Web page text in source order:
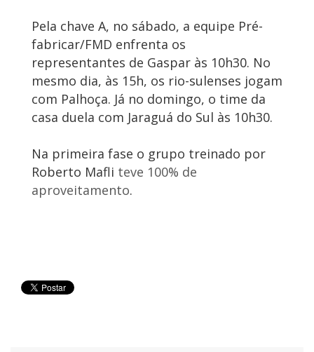
Pela chave A, no sábado, a equipe Pré-
fabricar/FMD enfrenta os
representantes de Gaspar às 10h30. No
mesmo dia, às 15h, os rio-sulenses jogam
com Palhoça. Já no domingo, o time da
casa duela com Jaraguá do Sul às 10h30.
Na primeira fase o grupo treinado por
Roberto Mafli teve 100% de
aproveitamento.